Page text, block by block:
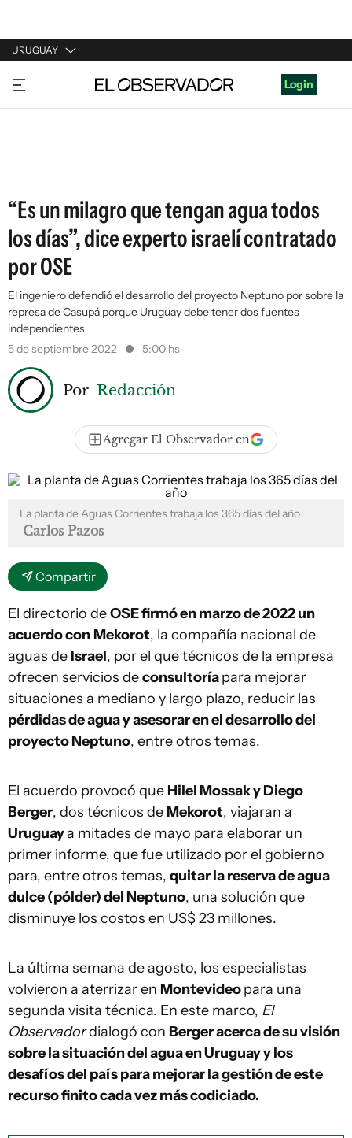
URUGUAY
URUGUAY
ARGENTINA
Login
“Es un milagro que tengan agua todos
los días”, dice experto israelí contratado
por OSE
El ingeniero defendió el desarrollo del proyecto Neptuno por sobre la
represa de Casupá porque Uruguay debe tener dos fuentes
independientes
5 de septiembre 2022
5:00 hs
Por Redacción
Agregar El Observador en
La planta de Aguas Corrientes trabaja los 365 días del año
Carlos Pazos
Compartir
El directorio deOSE firmó en marzo de 2022 un
acuerdo con Mekorot, la compañía nacional de
aguas de Israel, por el que técnicos de la empresa
ofrecen servicios deconsultoríapara mejorar
situaciones a mediano y largo plazo, reducir las
pérdidas de agua y asesorar en el desarrollo del
proyecto Neptuno, entre otros temas.
El acuerdo provocó que Hilel Mossak y Diego
Berger, dos técnicos de Mekorot, viajaran a
Uruguaya mitades de mayo para elaborar un
primer informe, que fue utilizado por el gobierno
para, entre otros temas, quitar la reserva de agua
dulce (pólder) del Neptuno, una solución que
disminuye los costos en US$ 23 millones.
La última semana de agosto, los especialistas
volvieron a aterrizar en Montevideopara una
segunda visita técnica. En este marco, El
Observadordialogó con Berger acerca de su visión
sobre la situación del agua en Uruguay y los
desafíos del país para mejorar la gestión de este
recurso finito cada vez más codiciado.